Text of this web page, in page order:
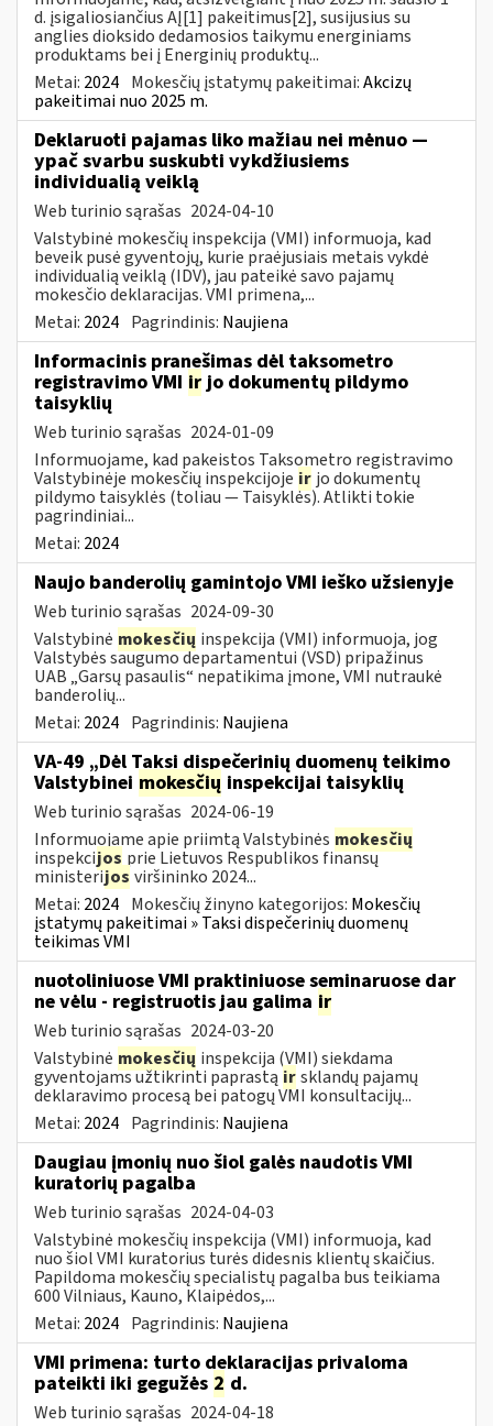
d. įsigaliosiančius AĮ[1] pakeitimus[2], susijusius su
anglies dioksido dedamosios taikymu energiniams
produktams bei į Energinių produktų...
Metai: 2024 Mokesčių įstatymų pakeitimai:Akcizų
pakeitimai nuo 2025 m.
Deklaruoti pajamas liko mažiau nei mėnuo —
ypač svarbu suskubti vykdžiusiems
individualią veiklą
Web turinio sąrašas 2024-04-10
Valstybinė mokesčių inspekcija (VMI) informuoja, kad
beveik pusė gyventojų, kurie praėjusiais metais vykdė
individualią veiklą (IDV), jau pateikė savo pajamų
mokesčio deklaracijas. VMI primena,...
Metai: 2024 Pagrindinis: Naujiena
Informacinis pranešimas dėl taksometro
registravimo VMI irjo dokumentų pildymo
taisyklių
Web turinio sąrašas 2024-01-09
Informuojame, kad pakeistos Taksometro registravimo
Valstybinėje mokesčių inspekcijoje ir jo dokumentų
pildymo taisyklės (toliau — Taisyklės). Atlikti tokie
pagrindiniai...
Metai: 2024
Naujo banderolių gamintojo VMI ieško užsienyje
Web turinio sąrašas 2024-09-30
Valstybinė mokesčių inspekcija (VMI) informuoja, jog
Valstybės saugumo departamentui (VSD) pripažinus
UAB „Garsų pasaulis“ nepatikima įmone, VMI nutraukė
banderolių...
Metai: 2024 Pagrindinis: Naujiena
VA-49 „Dėl Taksi dispečerinių duomenų teikimo
Valstybinei mokesčių inspekcijai taisyklių
Web turinio sąrašas 2024-06-19
Informuojame apie priimtą Valstybinės mokesčių
inspekcijos prie Lietuvos Respublikos finansų
ministerijos viršininko 2024...
Metai: 2024 Mokesčių žinyno kategorijos: Mokesčių
įstatymų pakeitimai » Taksi dispečerinių duomenų
teikimas VMI
nuotoliniuose VMI praktiniuose seminaruose dar
ne vėlu - registruotis jau galima ir
Web turinio sąrašas 2024-03-20
Valstybinė mokesčių inspekcija (VMI) siekdama
gyventojams užtikrinti paprastą irsklandų pajamų
deklaravimo procesą bei patogų VMI konsultacijų...
Metai: 2024 Pagrindinis: Naujiena
Daugiau įmonių nuo šiol galės naudotis VMI
kuratorių pagalba
Web turinio sąrašas 2024-04-03
Valstybinė mokesčių inspekcija (VMI) informuoja, kad
nuo šiol VMI kuratorius turės didesnis klientų skaičius.
Papildoma mokesčių specialistų pagalba bus teikiama
600 Vilniaus, Kauno, Klaipėdos,...
Metai: 2024 Pagrindinis: Naujiena
VMI primena: turto deklaracijas privaloma
pateikti iki gegužės 2 d.
Web turinio sąrašas 2024-04-18